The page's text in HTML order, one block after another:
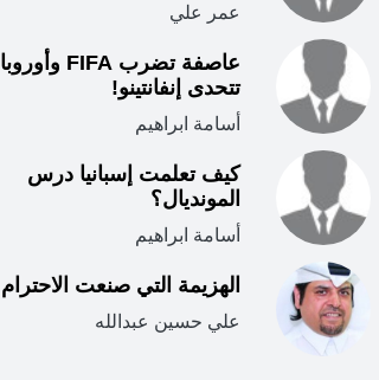
عمر علي
عاصفة تضرب FIFA وأوروبا
تتحدى إنفانتينو!
أسامة ابراهيم
كيف تعلمت إسبانيا درس
المونديال؟
أسامة ابراهيم
الهزيمة التي صنعت الاحترام
علي حسين عبدالله